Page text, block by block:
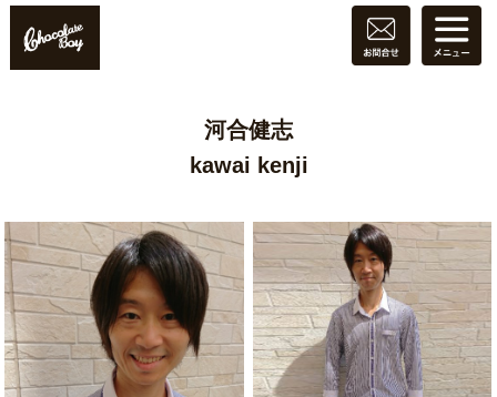
河合健志
kawai kenji